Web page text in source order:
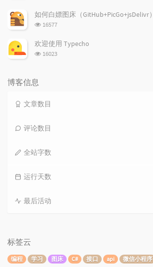
次
数:
如何白嫖图床（GitHub+PicGo+jsDelivr）
浏
次
数:
16577
欢迎使用 Typecho
浏
16023
博客信息
文章数目
评论数目
全站字数
运行天数
最后活动
标签云
编程 学习 图床 C# 接口 api 微信小程序